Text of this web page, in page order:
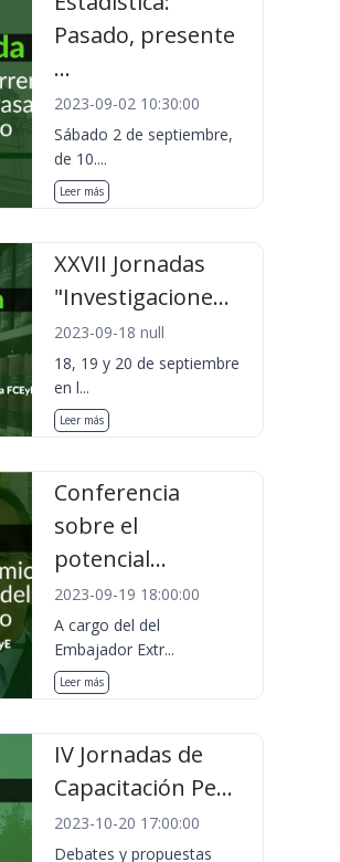
Pasado, presente
...
2023-09-02 10:30:00
Sábado 2 de septiembre,
de 10....
Leer más
XXVII Jornadas
"Investigacione...
2023-09-18 null
18, 19 y 20 de septiembre
en l...
Leer más
Conferencia
sobre el
potencial...
2023-09-19 18:00:00
A cargo del del
Embajador Extr...
Leer más
IV Jornadas de
Capacitación Pe...
2023-10-20 17:00:00
Debates y propuestas